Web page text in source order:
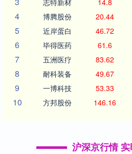
4 博腾股份 20.44
5 近岸蛋白 46.72
6 毕得医药 61.6
7 五洲医疗 83.62
8 耐科装备 49.67
9 一博科技 53.33
10 方邦股份 146.16
沪深京行情